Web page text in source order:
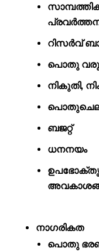
റിസർവ്
പൊതു
നികുതി,
ബജറ്റ്
ധനനയം
നാഗരികത
പൊതു